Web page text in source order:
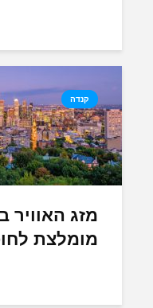
קנדה
מזג האוויר
מומלצת